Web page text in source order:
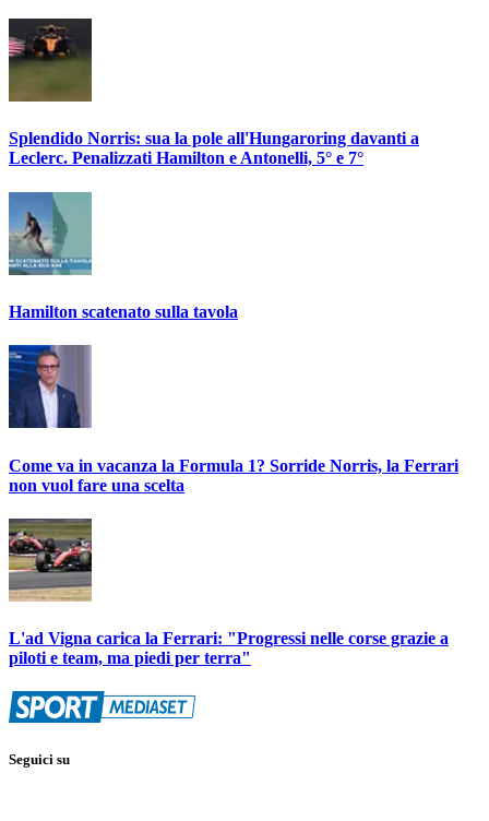
Splendido Norris: sua la pole all'Hungaroring davanti a
Leclerc. Penalizzati Hamilton e Antonelli, 5° e 7°
Hamilton scatenato sulla tavola
Come va in vacanza la Formula 1? Sorride Norris, la Ferrari
non vuol fare una scelta
L'ad Vigna carica la Ferrari: "Progressi nelle corse grazie a
piloti e team, ma piedi per terra"
Seguici su